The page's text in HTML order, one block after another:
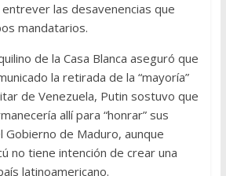
las desavenencias que
mandatarios.
de la Casa Blanca aseguró que
la retirada de la “mayoría”
de Venezuela, Putin sostuvo que
allí para “honrar” sus
Gobierno de Maduro, aunque
no tiene intención de crear una
latinoamericano.